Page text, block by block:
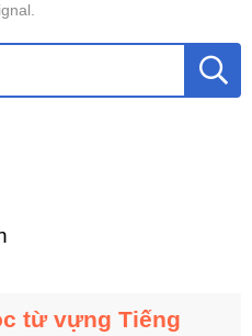
từ vựng Tiếng